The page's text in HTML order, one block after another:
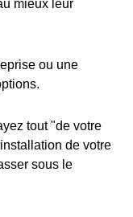
mieux leur
ou une
tout "de votre
de votre
sous le